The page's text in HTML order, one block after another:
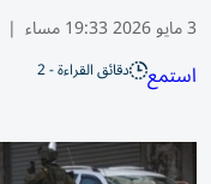
3 مايو 2026 19:33 مساء |
استمع دقائق القراءة - 2